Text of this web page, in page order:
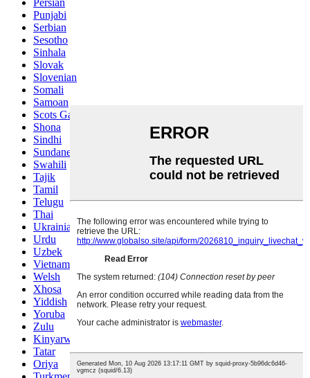
Persian
Punjabi
Serbian
Sesotho
Sinhala
Slovak
Slovenian
Somali
Samoan
Scots Gaelic
Shona
Sindhi
Sundanese
Swahili
Tajik
Tamil
Telugu
Thai
Ukrainian
Urdu
Uzbek
Vietnamese
Welsh
Xhosa
Yiddish
Yoruba
Zulu
Kinyarwanda
Tatar
Oriya